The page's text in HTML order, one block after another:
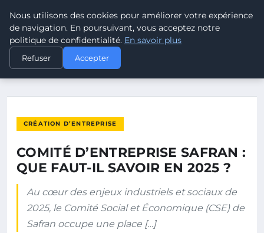
POUVOIR OUVRIER
ACCUEIL
COMITÉ D’ENTREPRISE SAFRAN : QUE FAUT-IL SAVOIR EN 2025 ?
CRÉATION D’ENTREPRISE
COMITÉ D’ENTREPRISE SAFRAN :
QUE FAUT-IL SAVOIR EN 2025 ?
Au cœur des enjeux industriels et sociaux de
2025, le Comité Social et Économique (CSE) de
Safran occupe une place […]
Nous utilisons des cookies pour améliorer votre expérience
de navigation. En poursuivant, vous acceptez notre
politique de confidentialité. En savoir plus
Refuser Accepter